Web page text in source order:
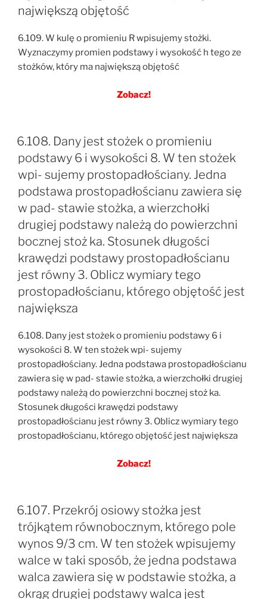
największą objętość
6.109. W kulę o promieniu R wpisujemy stożki.
Wyznaczymy promien podstawy i wysokość h tego ze
stożków, który ma największą objętość
Zobacz!
6.108. Dany jest stożek o promieniu
podstawy 6 i wysokości 8. W ten stożek
wpi- sujemy prostopadłościany. Jedna
podstawa prostopadłościanu zawiera się
w pad- stawie stożka, a wierzchołki
drugiej podstawy należą do powierzchni
bocznej stoż ka. Stosunek długości
krawędzi podstawy prostopadłościanu
jest równy 3. Oblicz wymiary tego
prostopadłościanu, którego objętość jest
największa
6.108. Dany jest stożek o promieniu podstawy 6 i
wysokości 8. W ten stożek wpi- sujemy
prostopadłościany. Jedna podstawa prostopadłościanu
zawiera się w pad- stawie stożka, a wierzchołki drugiej
podstawy należą do powierzchni bocznej stoż ka.
Stosunek długości krawędzi podstawy
prostopadłościanu jest równy 3. Oblicz wymiary tego
prostopadłościanu, którego objętość jest największa
Zobacz!
6.107. Przekrój osiowy stożka jest
trójkątem równobocznym, którego pole
wynos 9/3 cm. W ten stożek wpisujemy
walce w taki sposób, że jedna podstawa
walca zawiera się w podstawie stożka, a
okrąg drugiej podstawy walca jest